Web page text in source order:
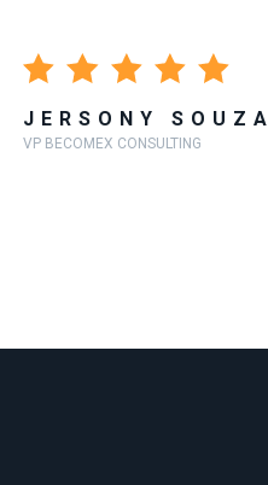
JERSONY SOUZA
VP BECOMEX CONSULTING